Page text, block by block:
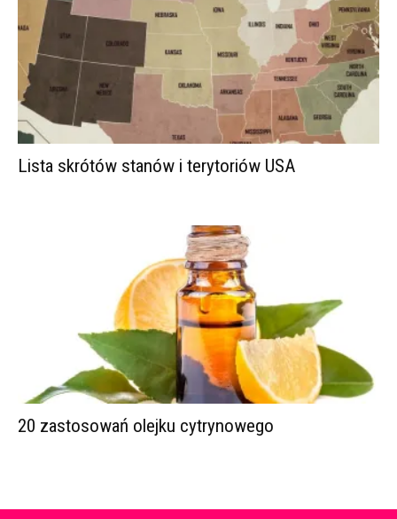
Lista skrótów stanów i terytoriów USA
20 zastosowań olejku cytrynowego